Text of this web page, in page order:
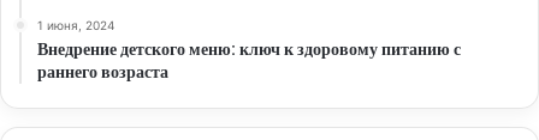
1 июня, 2024
Внедрение детского меню: ключ к здоровому питанию с
раннего возраста